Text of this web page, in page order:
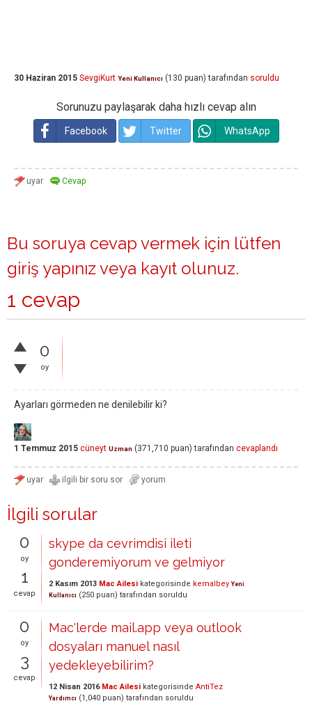
30 Haziran 2015 SevgiKurt Yeni Kullanıcı (130 puan) tarafından soruldu
Sorunuzu paylaşarak daha hızlı cevap alın
Facebook Twitter WhatsApp
Bu soruya cevap vermek için lütfen
giriş yapınız veya kayıt olunuz.
1 cevap
0
oy
Ayarları görmeden ne denilebilir ki?
1 Temmuz 2015 cüneyt Uzman (371,710 puan) tarafından cevaplandı
İlgili sorular
0
oy
1
cevap
skype da cevrimdisi ileti
gonderemiyorum ve gelmiyor
2 Kasım 2013 Mac Ailesi kategorisinde kemalbey Yeni
Kullanıcı (250 puan) tarafından soruldu
0
oy
3
cevap
Mac'lerde mail.app veya outlook
dosyaları manuel nasıl
yedekleyebilirim?
12 Nisan 2016 Mac Ailesi kategorisinde AntiTez
Yardımcı (1,040 puan) tarafından soruldu